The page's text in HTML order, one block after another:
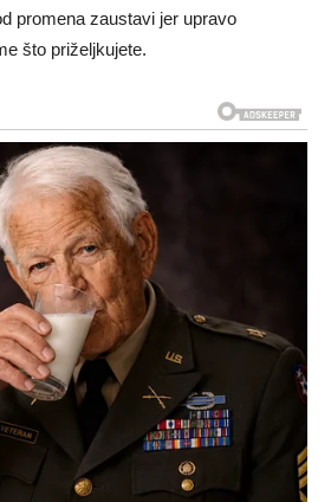
promena zaustavi jer upravo
što priželjkujete.